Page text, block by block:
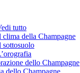
tutto
clima della Champagne
sottosuolo
dello Champagne
dello Champagne